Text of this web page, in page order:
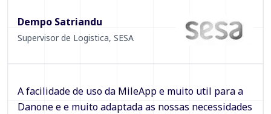
Dempo Satriandu
Supervisor de Logistica, SESA
A facilidade de uso da MileApp e muito util para a
Danone e e muito adaptada as nossas necessidades